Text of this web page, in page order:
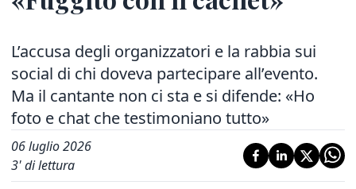
L’accusa degli organizzatori e la rabbia sui
social di chi doveva partecipare all’evento.
Ma il cantante non ci sta e si difende: «Ho
foto e chat che testimoniano tutto»
06 luglio 2026
3' di lettura